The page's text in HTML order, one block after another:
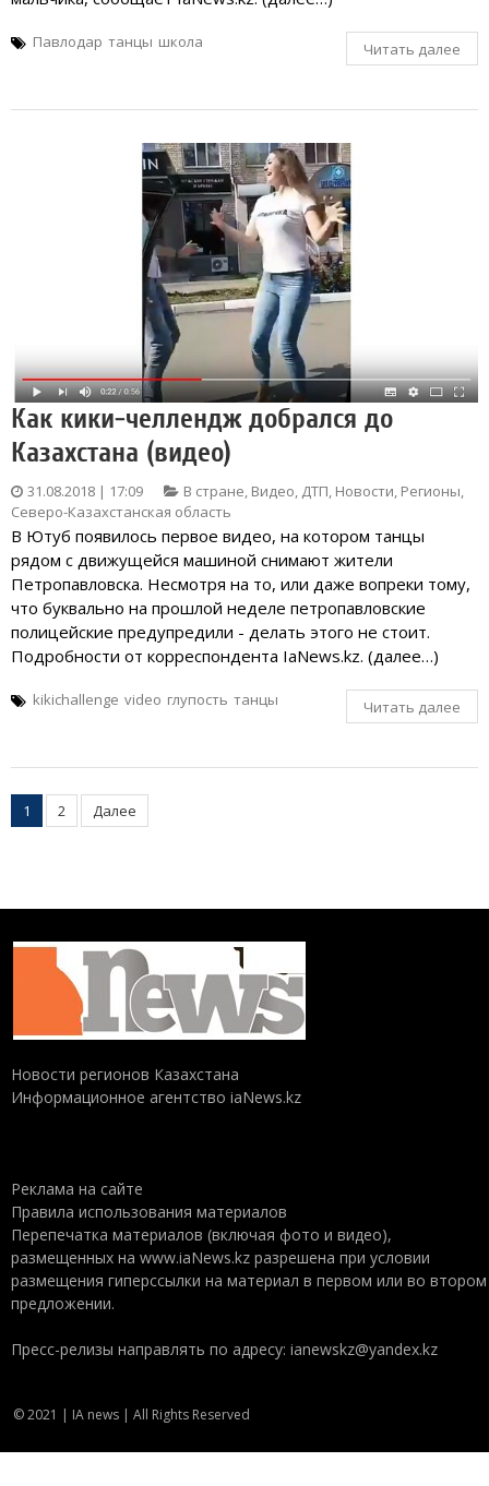
Павлодар танцы школа Читать далее
Как кики-челлендж добрался до
Казахстана (видео)
31.08.2018 | 17:09 В стране, Видео, ДТП, Новости, Регионы,
Северо-Казахстанская область
В Ютуб появилось первое видео, на котором танцы
рядом с движущейся машиной снимают жители
Петропавловска. Несмотря на то, или даже вопреки тому,
что буквально на прошлой неделе петропавловские
полицейские предупредили - делать этого не стоит.
Подробности от корреспондента IaNews.kz. (далее…)
kikichallenge video глупость танцы Читать далее
Пагинация
1 2 Далее
Новости регионов Казахстана
Информационное агентство iaNews.kz
Реклама на сайте
Правила использования материалов
Перепечатка материалов (включая фото и видео),
размещенных на www.iaNews.kz разрешена при условии
размещения гиперссылки на материал в первом или во втором
предложении.
Пресс-релизы направлять по адресу: ianewskz@yandex.kz
© 2021 | IA news | All Rights Reserved